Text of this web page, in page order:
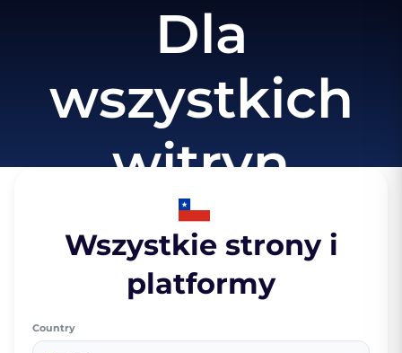
Dla
wszystkich
witryn
Wszystkie strony i
platformy
Country